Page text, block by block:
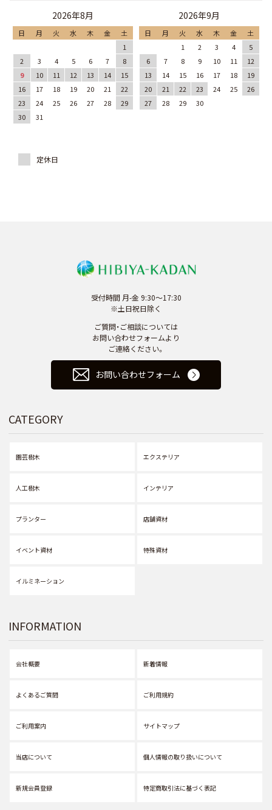
2026年8月
日 月 火 水 木 金
土
1
2
3 4 5 6 7
8
9
10 11 12 13 14
15
16
17 18 19 20 21
22
23
24 25 26 27 28
29
30
31
2026年9月
日 月 火 水 木 金
土
1
2 3 4
5
6
7 8 9 10 11
12
13
14 15 16 17 18
19
20
21 22 23 24 25
26
27
28 29 30
受付時間 月-金 9:30～17:30
※土日祝日除く
ご質問・ご相談については
お問い合わせフォームより
ご連絡ください。
お問い合わせフォーム
CATEGORY
園芸樹木
人工樹木
プランター
イベント資材
イルミネーション
エクステリア
インテリア
店舗資材
特殊資材
INFORMATION
会社概要
よくあるご質問
ご利用案内
当店について
新規会員登録
新着情報
ご利用規約
サイトマップ
個人情報の取り扱いについて
特定商取引法に基づく表記